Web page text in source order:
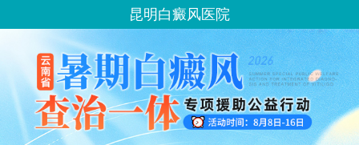
昆明白癜风医院